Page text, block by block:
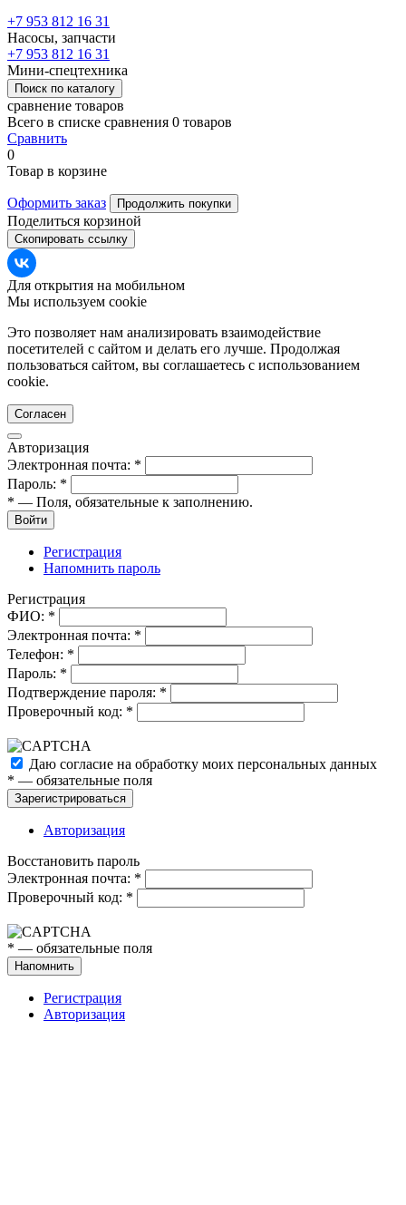
+7 953 812 16 31
Насосы, запчасти
+7 953 812 16 31
Мини-спецтехника
Поиск по каталогу
сравнение товаров
Всего в списке сравнения 0 товаров
Сравнить
0
Товар в корзине
Оформить заказ Продолжить покупки
Поделиться корзиной
Скопировать ссылку
Для открытия на мобильном
Мы используем cookie
Это позволяет нам анализировать взаимодействие
посетителей с сайтом и делать его лучше. Продолжая
пользоваться сайтом, вы соглашаетесь с использованием
cookie.
Согласен
Авторизация
Электронная почта: *
Пароль: *
* — Поля, обязательные к заполнению.
Войти
Регистрация
Напомнить пароль
Регистрация
ФИО: *
Электронная почта: *
Телефон: *
Пароль: *
Подтверждение пароля: *
Проверочный код: *
Даю согласие на обработку моих персональных данных
* — обязательные поля
Зарегистрироваться
Авторизация
Восстановить пароль
Электронная почта: *
Проверочный код: *
* — обязательные поля
Напомнить
Регистрация
Авторизация